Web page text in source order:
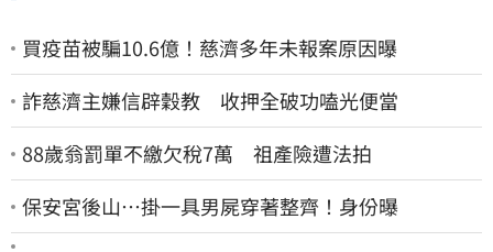
買疫苗被騙10.6億！慈濟多年未報案原因曝
詐慈濟主嫌信辟穀教 收押全破功嗑光便當
88歲翁罰單不繳欠稅7萬 祖產險遭法拍
保安宮後山…掛一具男屍穿著整齊！身份曝